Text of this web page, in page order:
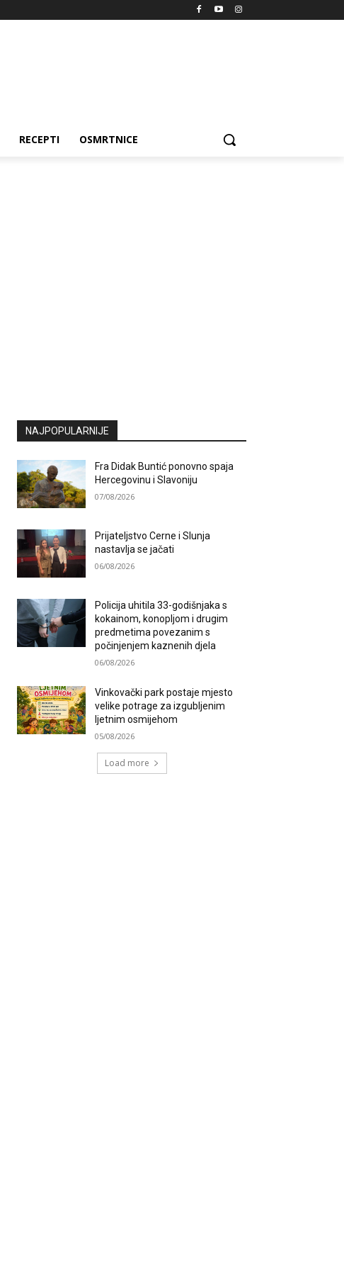
RECEPTI OSMRTNICE
NAJPOPULARNIJE
Fra Didak Buntić ponovno spaja
Hercegovinu i Slavoniju
07/08/2026
Prijateljstvo Cerne i Slunja
nastavlja se jačati
06/08/2026
Policija uhitila 33-godišnjaka s
kokainom, konopljom i drugim
predmetima povezanim s
počinjenjem kaznenih djela
06/08/2026
Vinkovački park postaje mjesto
velike potrage za izgubljenim
ljetnim osmijehom
05/08/2026
Load more